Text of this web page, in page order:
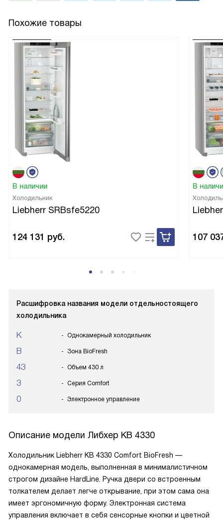
Похожие товары
В наличии
Холодильник
Liebherr SRBsfe5220
124 131 руб.
В
107
Расшифровка названия модели отдельностоящего
холодильника
K Однокамерный холодильник
B Зона BioFresh
43 Объем 430 л
3 Серия Comfort
0 Электронное управление
Описание модели Либхер KB 4330
Холодильник Liebherr KB 4330 Comfort BioFresh —
однокамерная модель, выполненная в минималистичном
строгом дизайне HardLine. Ручка двери со встроенным
толкателем делает легче открывание, при этом сама она
имеет эргономичную форму. Электронная система
управления включает в себя сенсорные кнопки и цветной